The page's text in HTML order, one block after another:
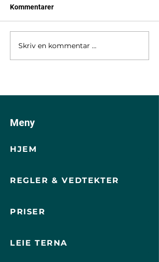
Forsikringsbevis 2026 -
frist 15. mai
Kommentarer
Skriv en kommentar …
Meny
HJEM
REGLER & VEDTEKTER
PRISER
LEIE TERNA